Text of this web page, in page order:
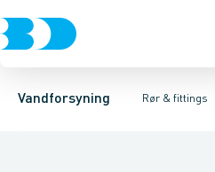
Vandforsyning Rør & fittings
Rør & fittingsKoblinger &
PE rørPE EL fittingsPE fittings
Vinkler 90gr.Vinkler 60gr.